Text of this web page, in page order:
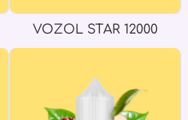
VOZOL STAR 12000